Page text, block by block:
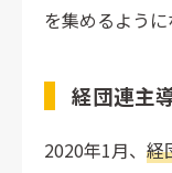
を集めるように
経団連主
2020年1月、 経